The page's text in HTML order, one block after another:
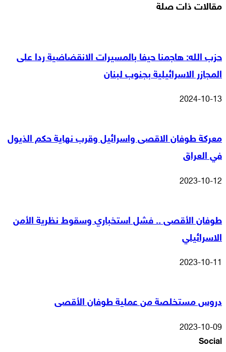
مقالات ذات صلة
حزب الله: هاجمنا حيفا بالمسيرات الانقضاضية ردا على
المجازر الاسرائيلية بجنوب لبنان
2024-10-13
معركة طوفان الاقصى واسرائيل وقرب نهاية حكم الذيول
في العراق
2023-10-12
طوفان الأقصى .. فشل استخباري وسقوط نظرية الأمن
الاسرائيلي
2023-10-11
دروس مستخلصة من عملية طوفان الأقصى
2023-10-09
Social